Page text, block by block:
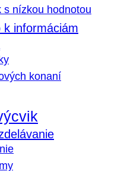
s nízkou hodnotou
k informáciám
konaní